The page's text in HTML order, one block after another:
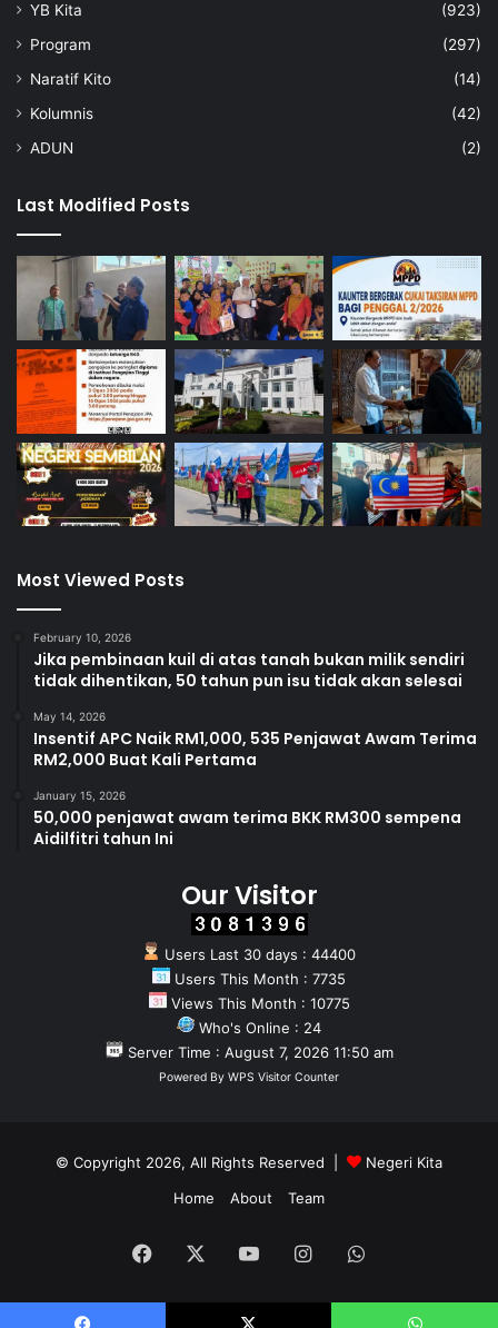
YB Kita
(923)
Program
(297)
Naratif Kito
(14)
Kolumnis
(42)
ADUN
(2)
Last Modified Posts
Most Viewed Posts
February 10, 2026
Jika pembinaan kuil di atas tanah bukan milik sendiri
tidak dihentikan, 50 tahun pun isu tidak akan selesai
May 14, 2026
Insentif APC Naik RM1,000, 535 Penjawat Awam Terima
RM2,000 Buat Kali Pertama
January 15, 2026
50,000 penjawat awam terima BKK RM300 sempena
Aidilfitri tahun Ini
Our Visitor
Users Last 30 days : 44400
Users This Month : 7735
Views This Month : 10775
Who's Online : 24
Server Time : August 7, 2026 11:50 am
Powered By WPS Visitor Counter
© Copyright 2026, All Rights Reserved |
Negeri Kita
Home
About Team
Facebook YouTubeInstagramWhatsApp